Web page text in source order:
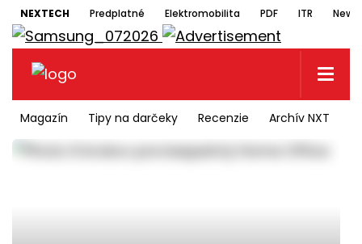
NEXTECH Predplatné Elektromobilita PDF ITR
Magazín Tipy na darčeky Recenzie Archív NXT